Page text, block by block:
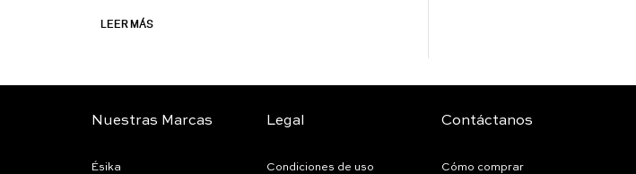
LEER MÁS
Nuestras Marcas
Ésika
Legal
Condiciones de uso
Contáctanos
Cómo comprar